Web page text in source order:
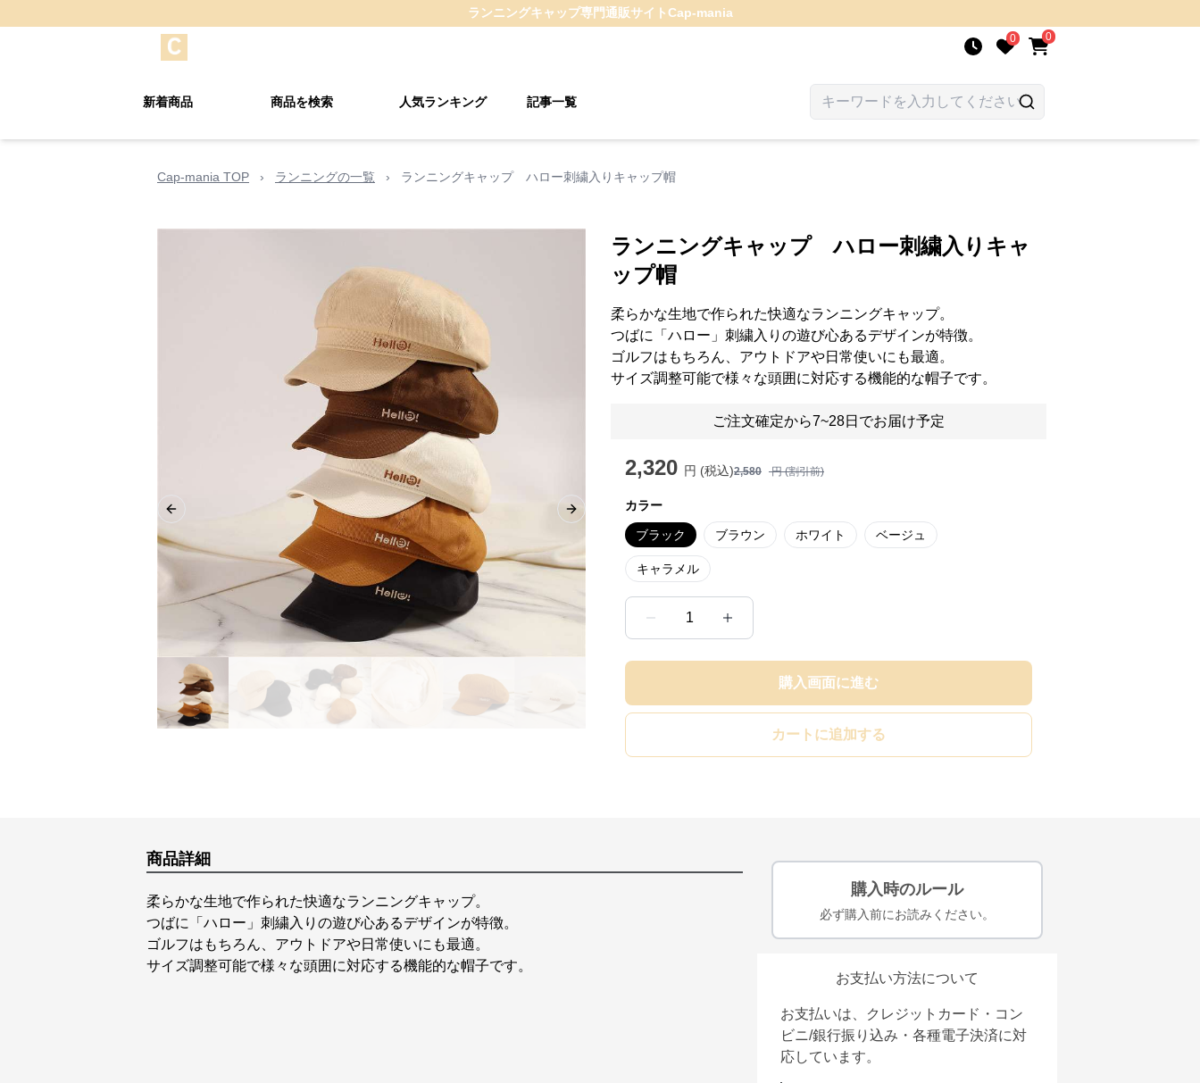
ランニングキャップ専門通販サイトCap-mania
0 0
新着商品 商品を検索 人気ランキング 記事一覧
Cap-mania TOP › ランニングの一覧 › ランニングキャップ ハロー刺繍入りキャップ帽
Previous slide Next slide
ランニングキャップ ハロー刺繍入りキャ
ップ帽
柔らかな生地で作られた快適なランニングキャップ。
つばに「ハロー」刺繍入りの遊び心あるデザインが特徴。
ゴルフはもちろん、アウトドアや日常使いにも最適。
サイズ調整可能で様々な頭囲に対応する機能的な帽子です。
ご注文確定から7~28日でお届け予定
2,320 円 (税込)2,580 円 (割引前)
カラー
ブラック ブラウン ホワイト ベージュ
キャラメル
1
購入画面に進む
カートに追加する
商品詳細
柔らかな生地で作られた快適なランニングキャップ。
つばに「ハロー」刺繍入りの遊び心あるデザインが特徴。
ゴルフはもちろん、アウトドアや日常使いにも最適。
サイズ調整可能で様々な頭囲に対応する機能的な帽子です。
購入時のルール
必ず購入前にお読みください。
お支払い方法について
お支払いは、クレジットカード・コン
ビニ/銀行振り込み・各種電子決済に対
応しています。